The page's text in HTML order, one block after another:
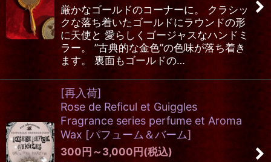
厳かなゴールドのコーナーに。 クラシッ
クな落ち着いたゴールドにラウンドの形
に天使と 愛らしくゴージャスなハンドミ
ラー。 ”古典的な金色”の色味が落ち着き
ます。 裏面もゴールドの…
[再入荷]
Rose de Reficul et Guiggles
Fragrance series perfume et Aroma
Wax [パフューム＆バーム]
300円 ～3,000 円 (税込)